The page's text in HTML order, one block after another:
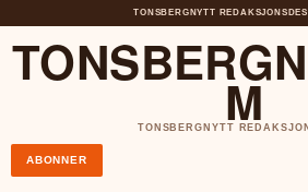
TONSBERGNYTT
M
TONSBERGNYTT
ABONNER